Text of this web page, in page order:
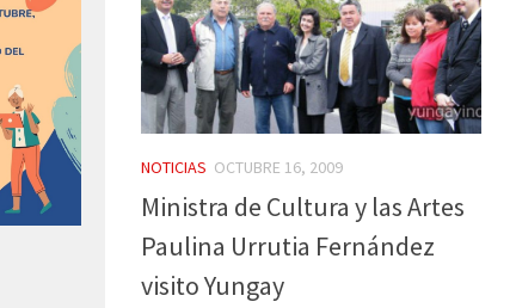
NOTICIAS OCTUBRE 16, 2009
Ministra de Cultura y las Artes
Paulina Urrutia Fernández
visito Yungay